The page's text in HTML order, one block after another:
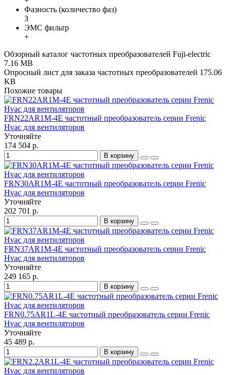
Фазность (количество фаз)
3
ЭМС фильтр
+
Обзорный каталог частотных преобразователей Fuji-electric
7.16 MB
Опросный лист для заказа частотных преобразователей 175.06
KB
Похожие товары
FRN22AR1M-4E частотный преобразователь серии Frenic
Hvac для вентиляторов
Уточняйте
174 504 р.
В корзину
FRN30AR1M-4E частотный преобразователь серии Frenic
Hvac для вентиляторов
Уточняйте
202 701 р.
В корзину
FRN37AR1M-4E частотный преобразователь серии Frenic
Hvac для вентиляторов
Уточняйте
249 165 р.
В корзину
FRN0.75AR1L-4E частотный преобразователь серии Frenic
Hvac для вентиляторов
Уточняйте
45 489 р.
В корзину